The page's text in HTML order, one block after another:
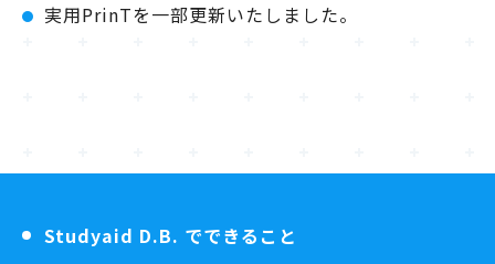
実用PrinTを一部更新いたしました。
Studyaid D.B. でできること